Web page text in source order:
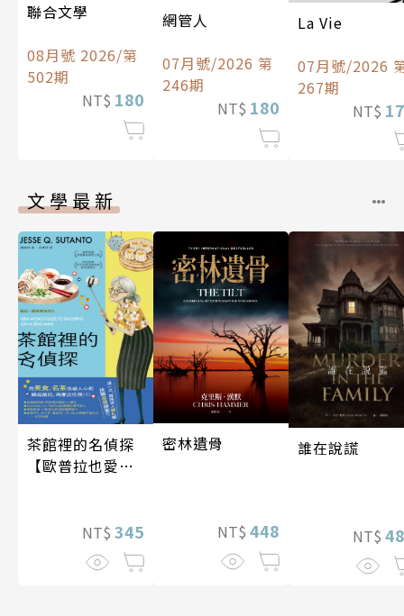
聯合文學
08月號 2026/第
502期
NT$ 180
網管人
07月號/2026 第
246期
NT$ 180
La Vie
07月號/2026
267期
NT$
文學最新
茶館裡的名偵探
【歐普拉也愛！
《茶館裡的嫌疑
人》續作】
NT$ 345
密林遺骨
NT$ 448
誰在說謊
NT$